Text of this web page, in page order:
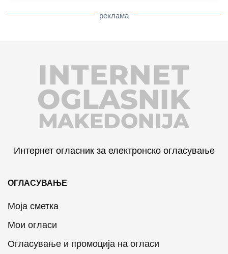
реклама
INTERNET
MAKEDONIJA
OGLASNIK
Интернет огласник за електронско огласување
ОГЛАСУВАЊЕ
Моја сметка
Мои огласи
Огласување и промоција на огласи